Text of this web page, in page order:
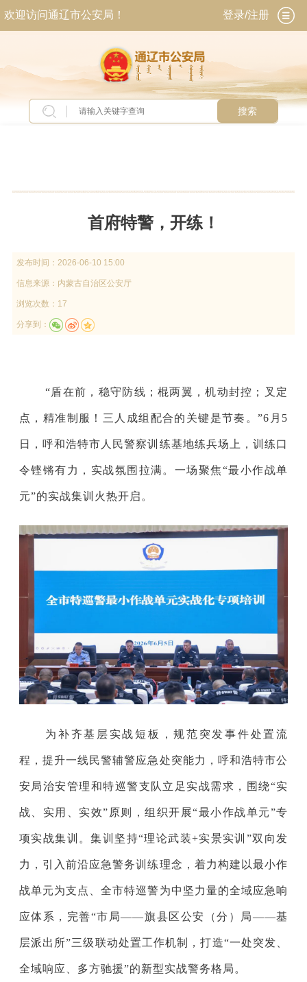
欢迎访问通辽市公安局！ 登录/注册
搜索
首府特警，开练！
发布时间： 2026-06-10 15:00
信息来源： 内蒙古自治区公安厅
浏览次数：17
分享到：
“盾在前，稳守防线；棍两翼，机动封控；叉定
点，精准制服！三人成组配合的关键是节奏。”6月5
日，呼和浩特市人民警察训练基地练兵场上，训练口
令铿锵有力，实战氛围拉满。一场聚焦“最小作战单
元”的实战集训火热开启。
为补齐基层实战短板，规范突发事件处置流
程，提升一线民警辅警应急处突能力，呼和浩特市公
安局治安管理和特巡警支队立足实战需求，围绕“实
战、实用、实效”原则，组织开展“最小作战单元”专
项实战集训。集训坚持“理论武装+实景实训”双向发
力，引入前沿应急警务训练理念，着力构建以最小作
战单元为支点、全市特巡警为中坚力量的全域应急响
应体系，完善“市局——旗县区公安（分）局——基
层派出所”三级联动处置工作机制，打造“一处突发、
全域响应、多方驰援”的新型实战警务格局。